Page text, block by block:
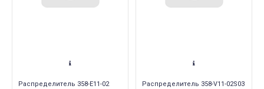
Распределитель 358-E11-02 Распределитель 358-V11-02S03